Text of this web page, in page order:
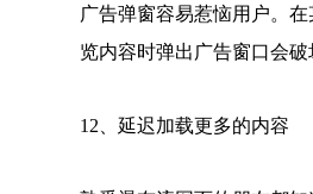
广告弹窗容易惹恼用户。
览内容时弹出广告窗口会破
12、延迟加载更多的内容